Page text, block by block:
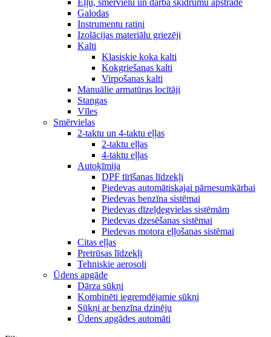
Eļļu, smērvielu un darba šķidrumu apstrāde
Galodas
Instrumentu ratiņi
Izolācijas materiālu griezēji
Kalti
Klasiskie koka kalti
Kokgriešanas kalti
Virpošanas kalti
Manuālie armatūras locītāji
Stangas
Vīles
Smērvielas
2-taktu un 4-taktu eļļas
2-taktu eļļas
4-taktu eļļas
Autoķīmija
DPF tīrīšanas līdzekļi
Piedevas automātiskajai pārnesumkārbai
Piedevas benzīna sistēmai
Piedevas dīzeļdegvielas sistēmām
Piedevas dzesēšanas sistēmai
Piedevas motora eļļošanas sistēmai
Citas eļļas
Pretrūsas līdzekļi
Tehniskie aerosoli
Ūdens apgāde
Dārza sūkņi
Kombinēti iegremdējamie sūkņi
Sūkņi ar benzīna dzinēju
Ūdens apgādes automāti